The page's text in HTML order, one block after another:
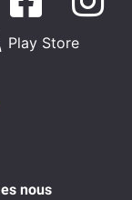
Play Store
nous